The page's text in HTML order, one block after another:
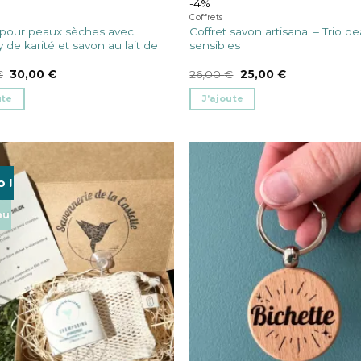
peaux sèches avec
de karité et savon au lait de
Le
prix
initial
était :
34,00 €.
30,00 €Le
-4%
Coffrets
Coffret savon artisanal – Trio
sensibles
26,00€ Le
prix
initial
était :
26,00 €.
25,00 €Le
J’ajoute
!